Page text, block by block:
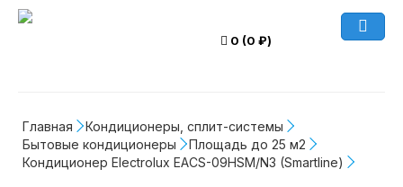
0 (0 ₽)
Главная
Кондиционеры, сплит-системы
Бытовые кондиционеры
Площадь до 25 м2
Кондиционер Electrolux EACS-09HSM/N3 (Smartline)